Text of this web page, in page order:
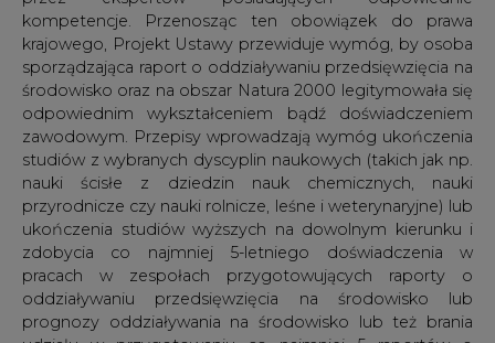
udziału w przygotowaniu co najmniej 5 raportów o
oddziaływaniu przedsięwzięcia na środowisko lub
prognoz oddziaływania na środowisko. Gwarancją
spełnienia tych wymogów przez autorów dokumentacji
ma być obowiązek złożenia odpowiedniego
oświadczenia pod rygorem odpowiedzialności karnej.
Określanie warunków i wymagań również w decyzji
środowiskowej stwierdzającej brak konieczności
przeprowadzenia oceny oddziaływania na
środowisko
Zgodnie ze znowelizowaną Dyrektywą 2011/92, na etapie
decydowania o konieczności przeprowadzania oceny
oddziaływania na środowisko (tzw. screeningu) możliwe